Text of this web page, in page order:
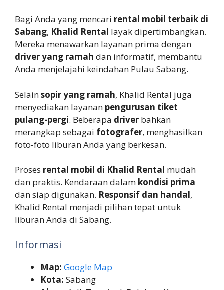
Bagi Anda yang mencari rental mobil terbaik di
Sabang, Khalid Rental layak dipertimbangkan.
Mereka menawarkan layanan prima dengan
driver yang ramah dan informatif, membantu
Anda menjelajahi keindahan Pulau Sabang.
Selainsopir yang ramah, Khalid Rental juga
menyediakan layanan pengurusan tiket
pulang-pergi. Beberapa driver bahkan
merangkap sebagai fotografer, menghasilkan
foto-foto liburan Anda yang berkesan.
Proses rental mobil di Khalid Rental mudah
dan praktis. Kendaraan dalam kondisi prima
dan siap digunakan. Responsif dan handal,
Khalid Rental menjadi pilihan tepat untuk
liburan Anda di Sabang.
Informasi
Map: Google Map
Kota: Sabang